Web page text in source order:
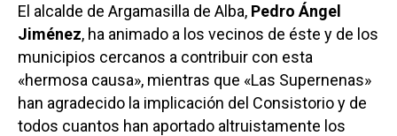
El alcalde de Argamasilla de Alba, Pedro Ángel
Jiménez, ha animado a los vecinos de éste y de los
municipios cercanos a contribuir con esta
«hermosa causa», mientras que «Las Supernenas»
han agradecido la implicación del Consistorio y de
todos cuantos han aportado altruistamente los